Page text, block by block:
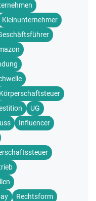
Kleinunternehmer
Körperschaftsteuer
UG
Influencer
Rechtsform